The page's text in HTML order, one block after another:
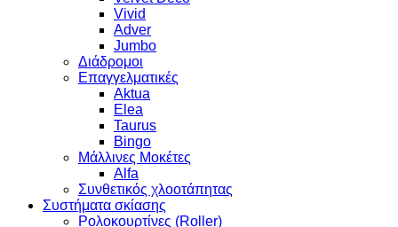
Vivid
Adver
Jumbo
Διάδρομοι
Επαγγελματικές
Aktua
Elea
Taurus
Bingo
Μάλλινες Μοκέτες
Alfa
Συνθετικός χλοοτάπητας
Συστήματα σκίασης
Ρολοκουρτίνες (Roller)